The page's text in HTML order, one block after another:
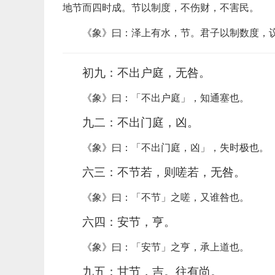
地节而四时成。节以制度，不伤财，不害民。
《象》曰：泽上有水，节。君子以制数度，
初九：不出户庭，无咎。
《象》曰：「不出户庭」，知通塞也。
九二：不出门庭，凶。
《象》曰：「不出门庭，凶」，失时极也。
六三：不节若，则嗟若，无咎。
《象》曰：「不节」之嗟，又谁咎也。
六四：安节，亨。
《象》曰：「安节」之亨，承上道也。
九五：甘节，吉。往有尚。